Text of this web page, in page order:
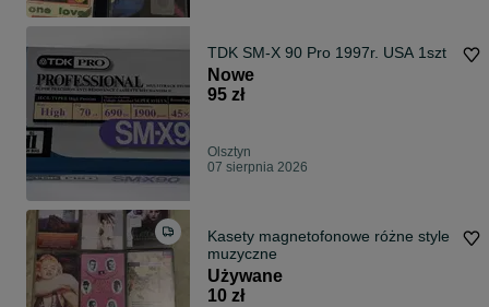
TDK SM-X 90 Pro 1997r. USA 1szt
Nowe
95 zł
Olsztyn
07 sierpnia 2026
Kasety magnetofonowe różne style
muzyczne
Używane
10 zł